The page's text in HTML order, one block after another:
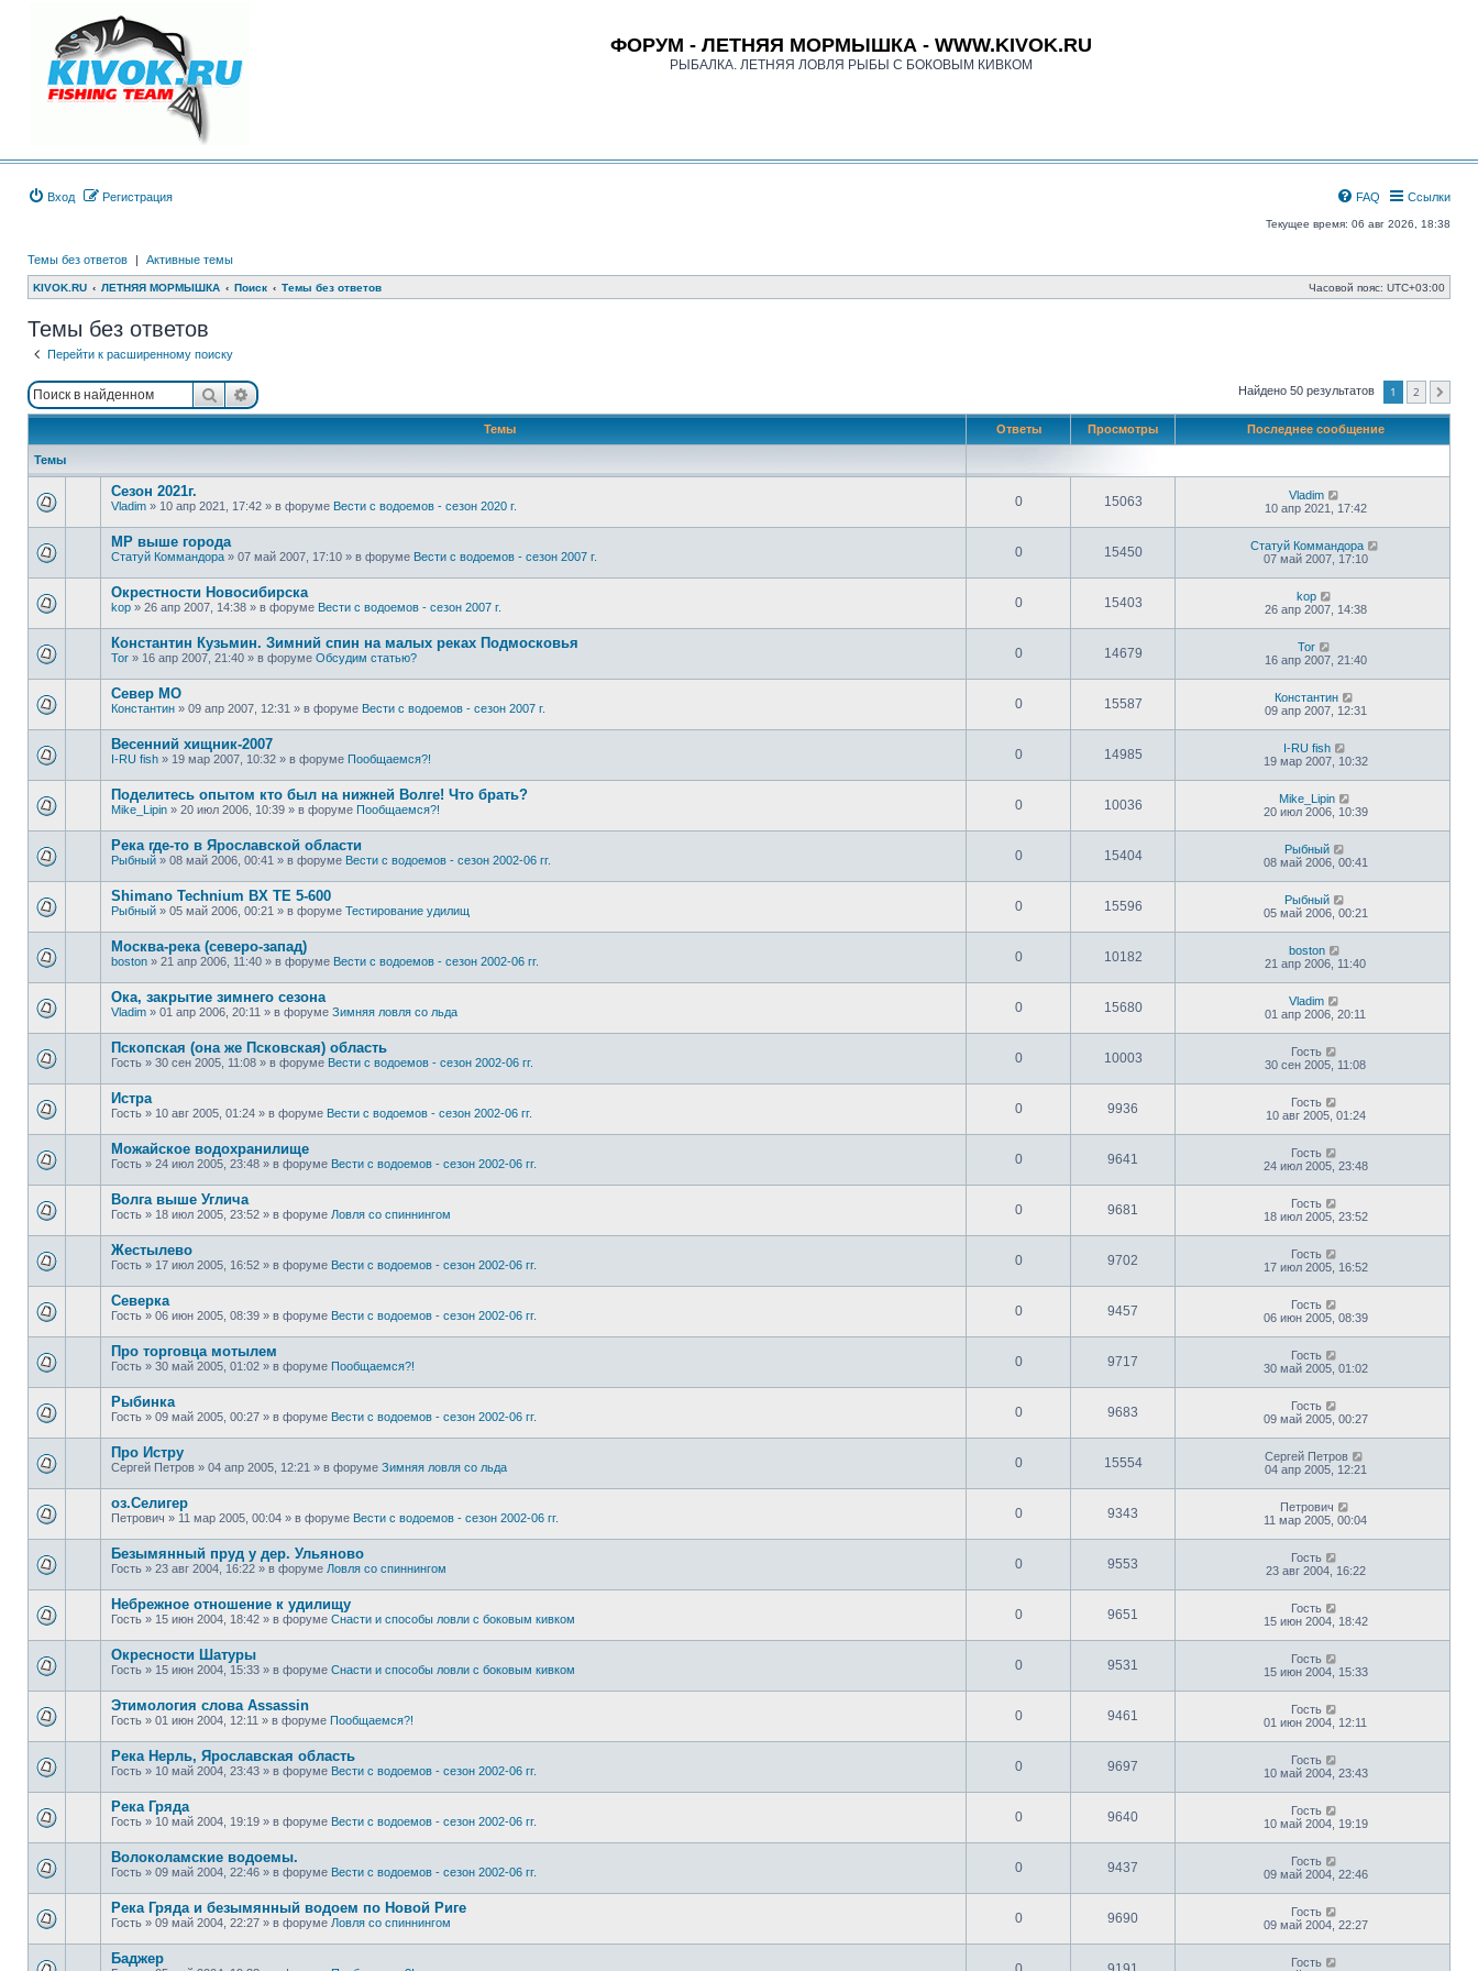
ФОРУМ - ЛЕТНЯЯ МОРМЫШКА - WWW.KIVOK.RU
РЫБАЛКА. ЛЕТНЯЯ ЛОВЛЯ РЫБЫ С БОКОВЫМ КИВКОМ
Вход Регистрация Ссылки
FAQ
Текущее время: 06 авг 2026, 18:38
Темы без ответов | Активные темы
KIVOK.RU ЛЕТНЯЯ МОРМЫШКА Поиск Темы без ответов Часовой пояс: UTC+03:00
Темы без ответов
Перейти к расширенному поиску
ПоискРасширенный поиск Найдено 50 результатов 1 2
Темы Ответы Просмотры Последнее сообщение
Темы
Сезон 2021г.
Vladim » 10 апр 2021, 17:42 » в форуме Вести с водоемов - сезон 2020 г. 0 15063
Vladim
10 апр 2021, 17:42
МР выше города
Статуй Коммандора » 07 май 2007, 17:10 » в форуме Вести с водоемов - сезон 2007 г. 0 15450
Статуй Коммандора
07 май 2007, 17:10
Окрестности Новосибирска
kop » 26 апр 2007, 14:38 » в форуме Вести с водоемов - сезон 2007 г. 0 15403
kop
26 апр 2007, 14:38
Константин Кузьмин. Зимний спин на малых реках Подмосковья
Tor » 16 апр 2007, 21:40 » в форуме Обсудим статью? 0 14679
Tor
16 апр 2007, 21:40
Север МО
Константин » 09 апр 2007, 12:31 » в форуме Вести с водоемов - сезон 2007 г. 0 15587
Константин
09 апр 2007, 12:31
Весенний хищник-2007
I-RU fish » 19 мар 2007, 10:32 » в форуме Пообщаемся?! 0 14985
I-RU fish
19 мар 2007, 10:32
Поделитесь опытом кто был на нижней Волге! Что брать?
Mike_Lipin » 20 июл 2006, 10:39 » в форуме Пообщаемся?! 0 10036
Mike_Lipin
20 июл 2006, 10:39
Река где-то в Ярославской области
Рыбный » 08 май 2006, 00:41 » в форуме Вести с водоемов - сезон 2002-06 гг. 0 15404
Рыбный
08 май 2006, 00:41
Shimano Technium BX TE 5-600
Рыбный » 05 май 2006, 00:21 » в форуме Тестирование удилищ 0 15596
Рыбный
05 май 2006, 00:21
Москва-река (северо-запад)
boston » 21 апр 2006, 11:40 » в форуме Вести с водоемов - сезон 2002-06 гг. 0 10182
boston
21 апр 2006, 11:40
Ока, закрытие зимнего сезона
Vladim » 01 апр 2006, 20:11 » в форуме Зимняя ловля со льда 0 15680
Vladim
01 апр 2006, 20:11
Пскопская (она же Псковская) область
Гость » 30 сен 2005, 11:08 » в форуме Вести с водоемов - сезон 2002-06 гг. 0 10003
Гость
30 сен 2005, 11:08
Истра
Гость » 10 авг 2005, 01:24 » в форуме Вести с водоемов - сезон 2002-06 гг. 0 9936
Гость
10 авг 2005, 01:24
Можайское водохранилище
Гость » 24 июл 2005, 23:48 » в форуме Вести с водоемов - сезон 2002-06 гг. 0 9641
Гость
24 июл 2005, 23:48
Волга выше Углича
Гость » 18 июл 2005, 23:52 » в форуме Ловля со спиннингом 0 9681
Гость
18 июл 2005, 23:52
Жестылево
Гость » 17 июл 2005, 16:52 » в форуме Вести с водоемов - сезон 2002-06 гг. 0 9702
Гость
17 июл 2005, 16:52
Cеверка
Гость » 06 июн 2005, 08:39 » в форуме Вести с водоемов - сезон 2002-06 гг. 0 9457
Гость
06 июн 2005, 08:39
Про торговца мотылем
Гость » 30 май 2005, 01:02 » в форуме Пообщаемся?! 0 9717
Гость
30 май 2005, 01:02
Рыбинка
Гость » 09 май 2005, 00:27 » в форуме Вести с водоемов - сезон 2002-06 гг. 0 9683
Гость
09 май 2005, 00:27
Про Истру
Сергей Петров » 04 апр 2005, 12:21 » в форуме Зимняя ловля со льда 0 15554
Сергей Петров
04 апр 2005, 12:21
оз.Селигер
Петрович » 11 мар 2005, 00:04 » в форуме Вести с водоемов - сезон 2002-06 гг. 0 9343
Петрович
11 мар 2005, 00:04
Безымянный пруд у дер. Ульяново
Гость » 23 авг 2004, 16:22 » в форуме Ловля со спиннингом 0 9553
Гость
23 авг 2004, 16:22
Небрежное отношение к удилищу
Гость » 15 июн 2004, 18:42 » в форуме Снасти и способы ловли с боковым кивком 0 9651
Гость
15 июн 2004, 18:42
Окресности Шатуры
Гость » 15 июн 2004, 15:33 » в форуме Снасти и способы ловли с боковым кивком 0 9531
Гость
15 июн 2004, 15:33
Этимология слова Assassin
Гость » 01 июн 2004, 12:11 » в форуме Пообщаемся?! 0 9461
Гость
01 июн 2004, 12:11
Река Нерль, Ярославская область
Гость » 10 май 2004, 23:43 » в форуме Вести с водоемов - сезон 2002-06 гг. 0 9697
Гость
10 май 2004, 23:43
Река Гряда
Гость » 10 май 2004, 19:19 » в форуме Вести с водоемов - сезон 2002-06 гг. 0 9640
Гость
10 май 2004, 19:19
Волоколамские водоемы.
Гость » 09 май 2004, 22:46 » в форуме Вести с водоемов - сезон 2002-06 гг. 0 9437
Гость
09 май 2004, 22:46
Река Гряда и безымянный водоем по Новой Риге
Гость » 09 май 2004, 22:27 » в форуме Ловля со спиннингом 0 9690
Гость
09 май 2004, 22:27
Баджер
Гость